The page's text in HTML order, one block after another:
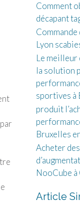
Comment
décapant
Lyon
Le
la solution
sportives à
produit
Bruxelles
Acheter
NooCube à
Article